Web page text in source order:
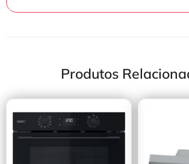
Produtos